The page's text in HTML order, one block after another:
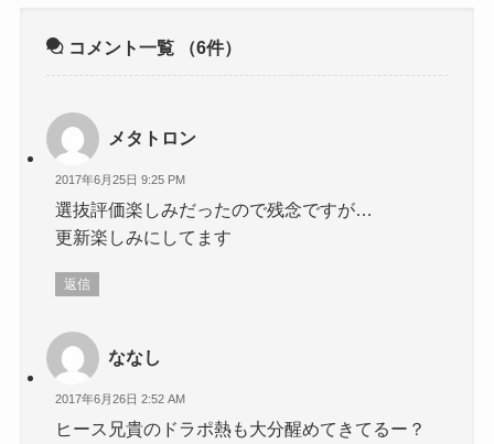
コメント一覧 （6件）
メタトロン
2017年6月25日 9:25 PM
選抜評価楽しみだったので残念ですが…
更新楽しみにしてます
返信
ななし
2017年6月26日 2:52 AM
ヒース兄貴のドラポ熱も大分醒めてきてるー？